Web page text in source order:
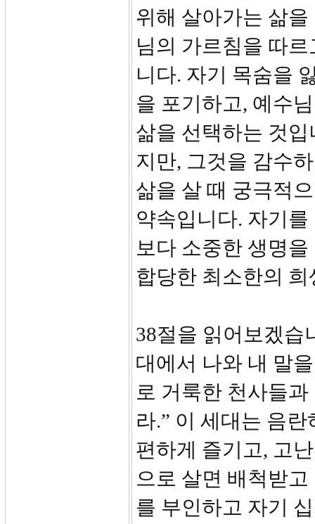
위해 살아가는 삶
님의 가르침을 따
니다. 자기 목숨을
을 포기하고, 예수
삶을 선택하는 것
지만, 그것을 감수
삶을 살 때 궁극적
약속입니다. 자기
보다 소중한 생명
합당한 최소한의
38절을 읽어보겠습
대에서 나와 내 말
로 거룩한 천사들
라.” 이 세대는 음
편하게 즐기고, 고
으로 살면 배척받
를 부인하고 자기